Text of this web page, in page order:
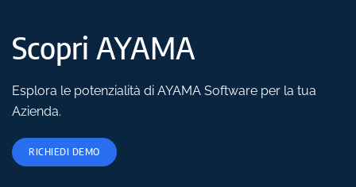
Scopri AYAMA
Esplora le potenzialità di AYAMA Software per la tua
Azienda.
RICHIEDI DEMO